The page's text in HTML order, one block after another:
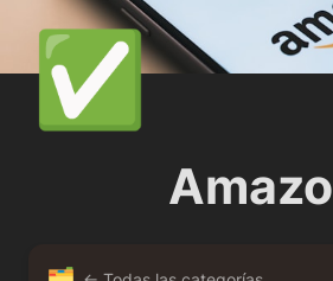
✅